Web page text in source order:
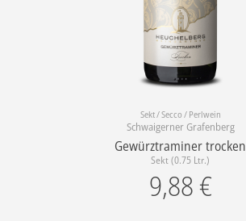
Sekt / Secco / Perlwein
Schwaigerner Grafenberg
Gewürztraminer trocken
Sekt (0.75 Ltr.)
9,88 €